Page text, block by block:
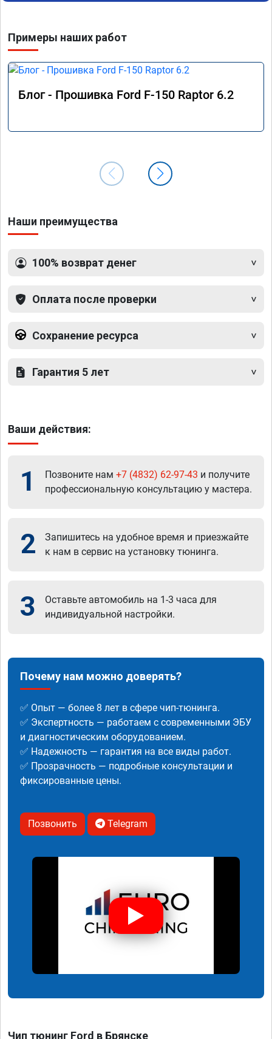
Примеры наших работ
Блог - Прошивка Ford F-150 Raptor 6.2
Наши преимущества
100% возврат денег
Оплата после проверки
Сохранение ресурса
Гарантия 5 лет
Ваши действия:
1 Позвоните нам +7 (4832) 62-97-43 и получите
профессиональную консультацию у мастера.
2
Запишитесь на удобное время и приезжайте
к нам в сервис на установку тюнинга.
3
Оставьте автомобиль на 1-3 часа для
индивидуальной настройки.
Почему нам можно доверять?
✅ Опыт — более 8 лет в сфере чип-тюнинга.
✅ Экспертность — работаем с современными ЭБУ
и диагностическим оборудованием.
✅ Надежность — гарантия на все виды работ.
✅ Прозрачность — подробные консультации и
фиксированные цены.
Позвонить Telegram
Чип тюнинг Ford в Брянске